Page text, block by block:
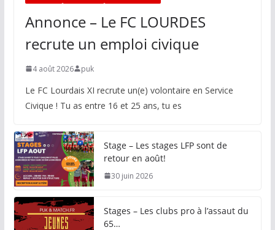
Annonce – Le FC LOURDES
recrute un emploi civique
4 août 2026 puk
Le FC Lourdais XI recrute un(e) volontaire en Service
Civique ! Tu as entre 16 et 25 ans, tu es
Stage – Les stages LFP sont de
retour en août!
30 juin 2026
Stages – Les clubs pro à l’assaut du
65…